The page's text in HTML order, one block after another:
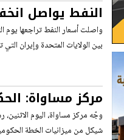
النفط يواصل
الولايات المتحدة
واصلت أسعار النفط تراجعها يوم
بين الولايات المتحدة وإيران
مركز مساواة:
التطوير رغم
شيكل من ميزانيات الخطة الحكومية 550 المخصصة لتطوير المجتمع العربي، وتحويلها إلى جهاز الأمن العام